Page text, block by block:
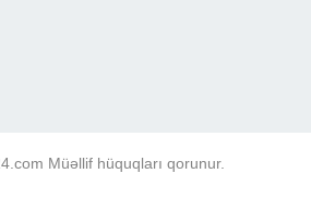
Müəllif hüquqları qorunur.